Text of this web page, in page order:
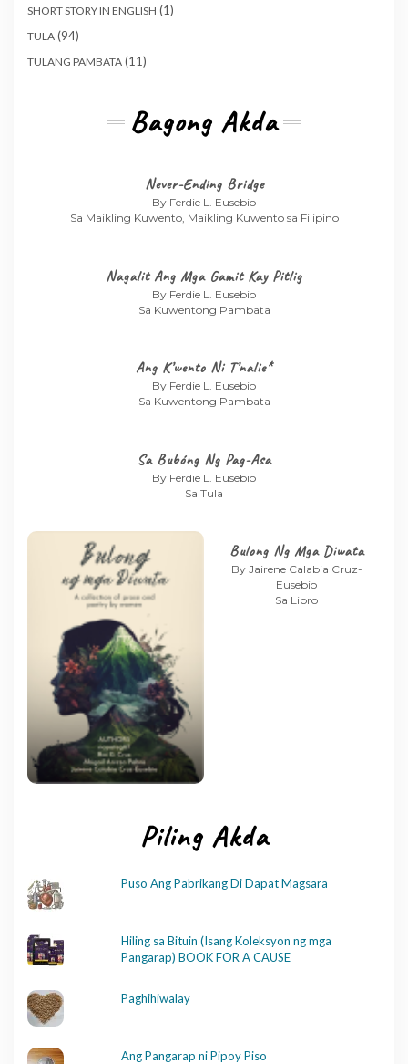
SHORT STORY IN ENGLISH (1)
TULA (94)
TULANG PAMBATA (11)
Bagong Akda
Never-Ending Bridge
By Ferdie L. Eusebio
Sa Maikling Kuwento, Maikling Kuwento sa Filipino
Nagalit Ang Mga Gamit Kay Pitlig
By Ferdie L. Eusebio
Sa Kuwentong Pambata
Ang K’wento Ni T’nalie*
By Ferdie L. Eusebio
Sa Kuwentong Pambata
Sa Bubóng Ng Pag-Asa
By Ferdie L. Eusebio
Sa Tula
Bulong Ng Mga Diwata
By Jairene Calabia Cruz-
Eusebio
Sa Libro
Piling Akda
Puso Ang Pabrikang Di Dapat Magsara
Hiling sa Bituin (Isang Koleksyon ng mga
Pangarap) BOOK FOR A CAUSE
Paghihiwalay
Ang Pangarap ni Pipoy Piso